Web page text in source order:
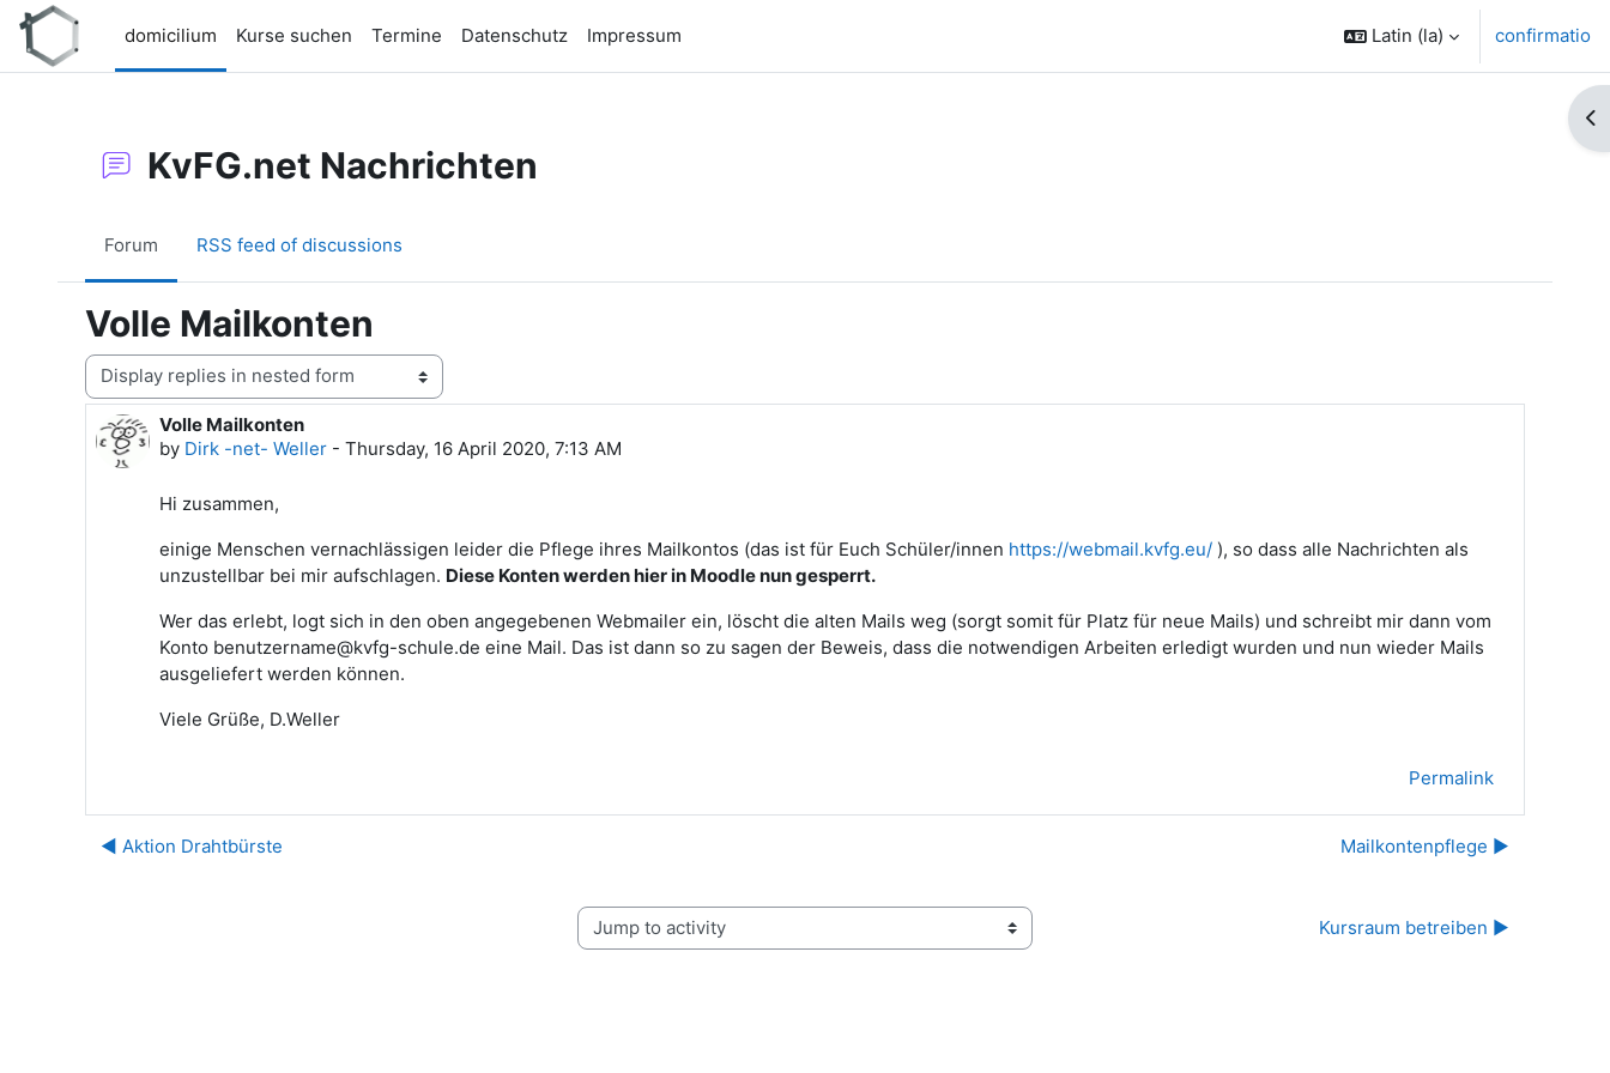
Skip to main content
domicilium
Kurse suchen Termine Datenschutz Impressum Latin ‎(la)‎ confirmatio
KvFG.net Nachrichten
Forum RSS feed of discussions
Volle Mailkonten
Display mode
Volle Mailkonten
by Dirk -net- Weller - Thursday, 16 April 2020, 7:13 AM
Number of replies: 0
Hi zusammen,
einige Menschen vernachlässigen leider die Pflege ihres Mailkontos (das ist für Euch Schüler/innen https://webmail.kvfg.eu/ ), so dass alle Nachrichten als
unzustellbar bei mir aufschlagen. Diese Konten werden hier in Moodle nun gesperrt.
Wer das erlebt, logt sich in den oben angegebenen Webmailer ein, löscht die alten Mails weg (sorgt somit für Platz für neue Mails) und schreibt mir dann vom
Konto benutzername@kvfg-schule.de eine Mail. Das ist dann so zu sagen der Beweis, dass die notwendigen Arbeiten erledigt wurden und nun wieder Mails
ausgeliefert werden können.
Viele Grüße, D.Weller
Permalink
◀︎ Aktion Drahtbürste Mailkontenpflege ▶︎
Jump to activity Kursraum betreiben ▶︎